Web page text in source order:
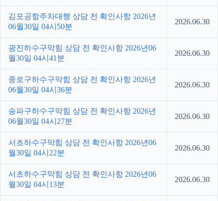
김포공항주차대행 상담 전 확인사항 2026년
06월30일 04시50분
2026.06.30
광진하수구막힘 상담 전 확인사항 2026년06
월30일 04시41분
2026.06.30
종로구하수구막힘 상담 전 확인사항 2026년
06월30일 04시36분
2026.06.30
송파구하수구막힘 상담 전 확인사항 2026년
06월30일 04시27분
2026.06.30
서초하수구막힘 상담 전 확인사항 2026년06
월30일 04시22분
2026.06.30
서초하수구막힘 상담 전 확인사항 2026년06
월30일 04시13분
2026.06.30